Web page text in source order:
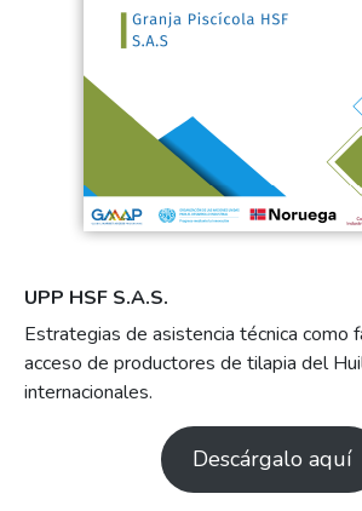
UPP HSF S.A.S.
Estrategias de asistencia técnica como
acceso de productores de tilapia del
internacionales.
Descárgalo aquí